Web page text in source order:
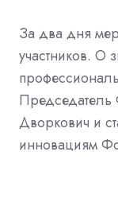
За два дня
участников. О
Дворкович и
инновациям